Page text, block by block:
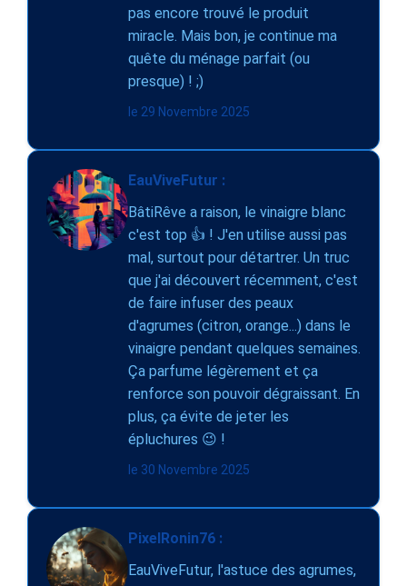
pas encore trouvé le produit
miracle. Mais bon, je continue ma
quête du ménage parfait (ou
presque) ! ;)
le 29 Novembre 2025
EauViveFutur :
BâtiRêve a raison, le vinaigre blanc
c'est top 👍 ! J'en utilise aussi pas
mal, surtout pour détartrer. Un truc
que j'ai découvert récemment, c'est
de faire infuser des peaux
d'agrumes (citron, orange...) dans le
vinaigre pendant quelques semaines.
Ça parfume légèrement et ça
renforce son pouvoir dégraissant. En
plus, ça évite de jeter les
épluchures 😉 !
le 30 Novembre 2025
PixelRonin76 :
EauViveFutur, l'astuce des agrumes,